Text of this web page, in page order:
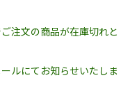
注文の商品が在庫切れと
ルにてお知らせいたしま